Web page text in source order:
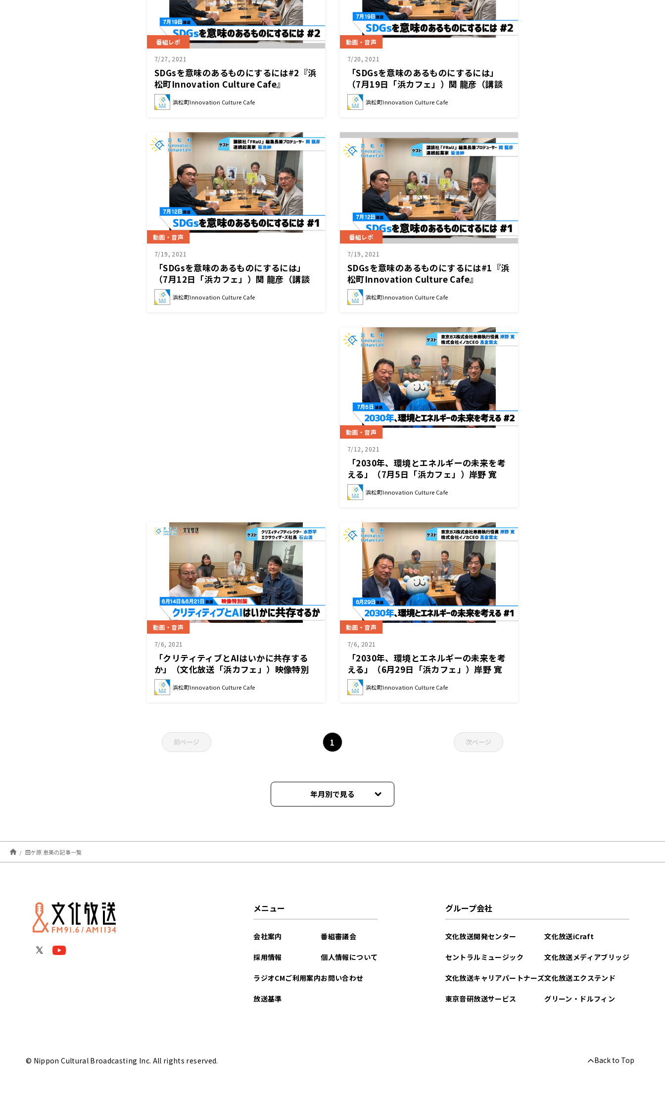
番組レポ
7/27, 2021
SDGsを意味のあるものにするには#2『浜
松町Innovation Culture Cafe』
浜松町Innovation Culture Cafe
動画・音声
7/20, 2021
「SDGsを意味のあるものにするには」
（7月19日「浜カフェ」）関 龍彦（講談
社「 FRaU」編集長兼プロデューサー）菊
池 紳（連続起業家）
浜松町Innovation Culture Cafe
動画・音声
7/19, 2021
「SDGsを意味のあるものにするには」
（7月12日「浜カフェ」）関 龍彦（講談
社「 FRaU」編集長兼プロデューサー）菊
池 紳（連続起業家）
浜松町Innovation Culture Cafe
番組レポ
7/19, 2021
SDGsを意味のあるものにするには#1『浜
松町Innovation Culture Cafe』
浜松町Innovation Culture Cafe
動画・音声
7/12, 2021
「2030年、環境とエネルギーの未来を考
える」（7月5日「浜カフェ」）岸野 寛
（東京ガス株式会社専務執行役員）高倉
葉太（株式会社イノカCEO）
浜松町Innovation Culture Cafe
動画・音声
7/6, 2021
「クリティティブとAIはいかに共存する
か」（文化放送「浜カフェ」）映像特別
版2021年6月14日＆21日OA
浜松町Innovation Culture Cafe
動画・音声
7/6, 2021
「2030年、環境とエネルギーの未来を考
える」（6月29日「浜カフェ」）岸野 寛
（東京ガス株式会社専務執行役員）高倉
葉太（株式会社イノカCEO）
浜松町Innovation Culture Cafe
前ページ 1 次ページ
年月別で見る
2024年01月
2023年12月
田ケ原 恵美の記事一覧
メニュー
会社案内
採用情報
ラジオCMご利用案内
放送基準
番組審議会
個人情報について
お問い合わせ
グループ会社
文化放送開発センター
セントラルミュージック
文化放送キャリアパートナーズ
東京音研放送サービス
文化放送iCraft
文化放送メディアブリッジ
文化放送エクステンド
グリーン・ドルフィン
© Nippon Cultural Broadcasting Inc. All rights reserved. Back to Top